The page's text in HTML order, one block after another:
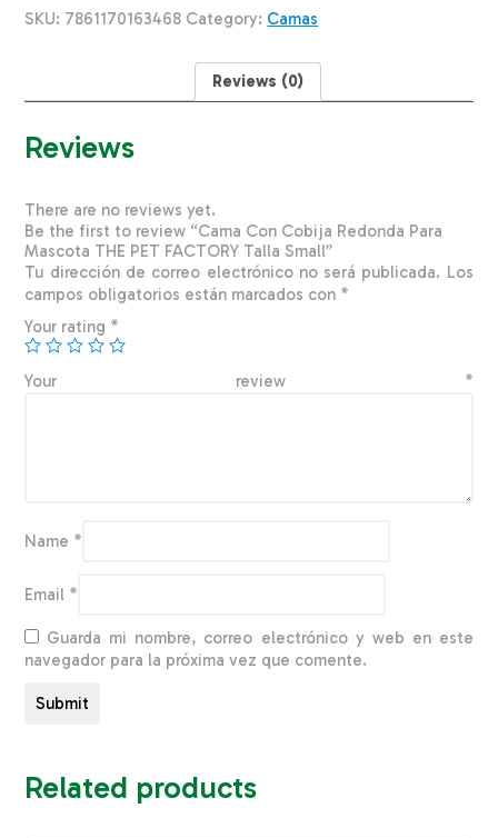
Mascota
quantity
SKU: 7861170163468 Category: Camas
Reviews (0)
Reviews
There are no reviews yet.
Be the first to review “Cama Con Cobija Redonda Para
Mascota THE PET FACTORY Talla Small”
Tu dirección de correo electrónico no será publicada. Los
campos obligatorios están marcados con *
Your rating *
Your review *
Name *
Email *
Guarda mi nombre, correo electrónico y web en este
navegador para la próxima vez que comente.
Related products